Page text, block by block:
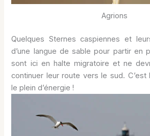
Agrions
Quelques Sternes caspiennes et
d’une langue de sable pour partir en
sont ici en halte migratoire et ne
continuer leur route vers le sud.
le plein d’énergie !